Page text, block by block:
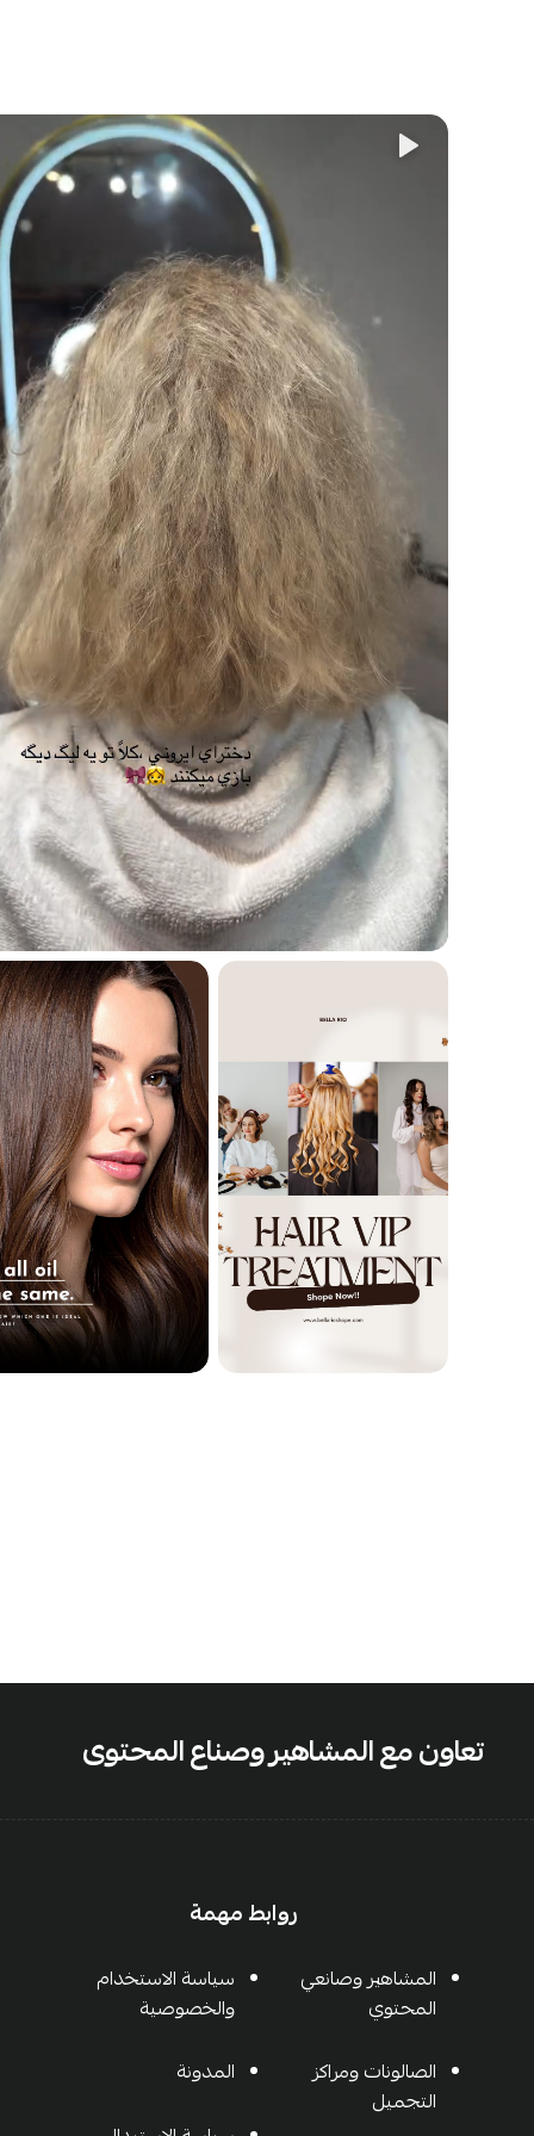
تعاون مع المشاهير وصناع المحتوى
روابط مهمة
المشاهير وصانعي
المحتوي
الصالونات ومراكز
التجميل
سياسة الاستخدام
والخصوصية
المدونة